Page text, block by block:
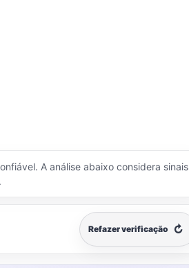
A análise abaixo considera sinais
Refazer verificação ↻